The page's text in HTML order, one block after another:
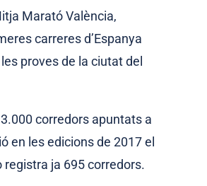
Marató València,
carreres d’Espanya
proves de la ciutat del
corredors apuntats a
en les edicions de 2017 el
registra ja 695 corredors.